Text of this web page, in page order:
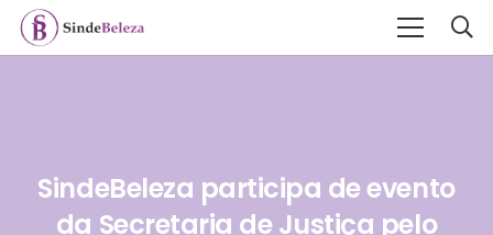
SindeBeleza participa de evento
da Secretaria de Justiça pelo